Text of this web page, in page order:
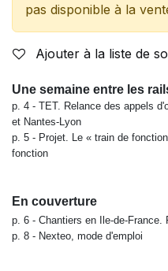
pas disponible à la
Ajouter à la liste de
Une semaine entre les
p. 4 - TET. Relance des appels
et Nantes-Lyon
p. 5 - Projet. Le « train de
fonction
En couverture
p. 6 - Chantiers en Ile-de-France.
p. 8 - Nexteo, mode d'emploi